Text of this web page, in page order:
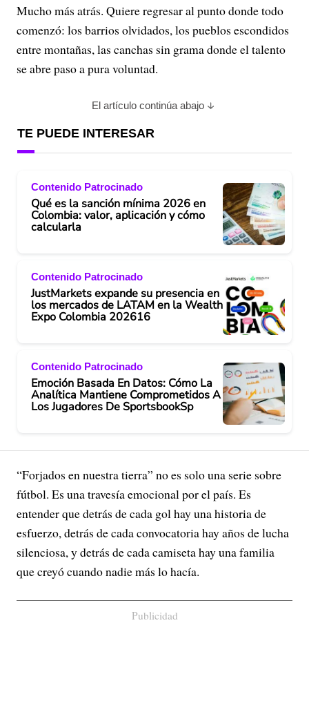
Mucho más atrás. Quiere regresar al punto donde todo
comenzó: los barrios olvidados, los pueblos escondidos
entre montañas, las canchas sin grama donde el talento
se abre paso a pura voluntad.
El artículo continúa abajo
TE PUEDE INTERESAR
Contenido Patrocinado
Qué es la sanción mínima 2026 en
Colombia: valor, aplicación y cómo
calcularla
Contenido Patrocinado
JustMarkets expande su presencia en
los mercados de LATAM en la Wealth
Expo Colombia 202616
Contenido Patrocinado
Emoción Basada En Datos: Cómo La
Analítica Mantiene Comprometidos A
Los Jugadores De SportsbookSp
“Forjados en nuestra tierra” no es solo una serie sobre
fútbol. Es una travesía emocional por el país. Es
entender que detrás de cada gol hay una historia de
esfuerzo, detrás de cada convocatoria hay años de lucha
silenciosa, y detrás de cada camiseta hay una familia
que creyó cuando nadie más lo hacía.
Publicidad